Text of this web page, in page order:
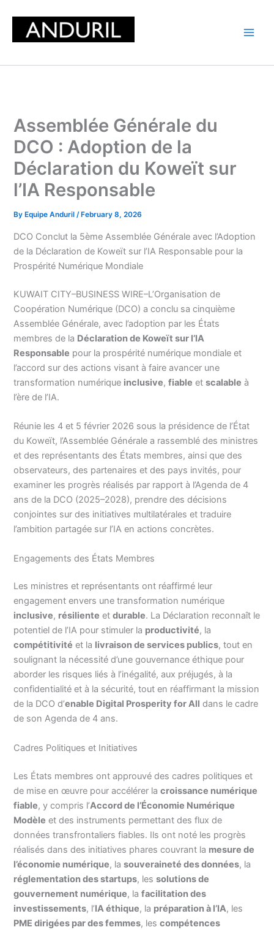
content
Assemblée Générale du
DCO : Adoption de la
Déclaration du Koweït sur
l’IA Responsable
By Equipe Anduril/ February 8, 2026
DCO Conclut la 5ème Assemblée Générale avec l’Adoption
de la Déclaration de Koweït sur l’IA Responsable pour la
Prospérité Numérique Mondiale
KUWAIT CITY–BUSINESS WIRE–L’Organisation de
Coopération Numérique (DCO) a conclu sa cinquième
Assemblée Générale, avec l’adoption par les États
membres de la Déclaration de Koweït sur l’IA
Responsable pour la prospérité numérique mondiale et
l’accord sur des actions visant à faire avancer une
transformation numérique inclusive,fiable etscalable à
l’ère de l’IA.
Réunie les 4 et 5 février 2026 sous la présidence de l’État
du Koweït, l’Assemblée Générale a rassemblé des ministres
et des représentants des États membres, ainsi que des
observateurs, des partenaires et des pays invités, pour
examiner les progrès réalisés par rapport à l’Agenda de 4
ans de la DCO (2025–2028), prendre des décisions
conjointes sur des initiatives multilatérales et traduire
l’ambition partagée sur l’IA en actions concrètes.
Engagements des États Membres
Les ministres et représentants ont réaffirmé leur
engagement envers une transformation numérique
inclusive, résiliente etdurable. La Déclaration reconnaît le
potentiel de l’IA pour stimuler la productivité, la
compétitivité et la livraison de services publics, tout en
soulignant la nécessité d’une gouvernance éthique pour
aborder les risques liés à l’inégalité, aux préjugés, à la
confidentialité et à la sécurité, tout en réaffirmant la mission
de la DCO d’enable Digital Prosperity for All dans le cadre
de son Agenda de 4 ans.
Cadres Politiques et Initiatives
Les États membres ont approuvé des cadres politiques et
de mise en œuvre pour accélérer lacroissance numérique
fiable, y compris l’Accord de l’Économie Numérique
Modèle et des instruments permettant des flux de
données transfrontaliers fiables. Ils ont noté les progrès
réalisés dans des initiatives phares couvrant la mesure de
l’économie numérique, lasouveraineté des données, la
réglementation des startups, lessolutions de
gouvernement numérique, lafacilitation des
investissements, l’IA éthique, la préparation à l’IA, les
PME dirigées par des femmes, lescompétences